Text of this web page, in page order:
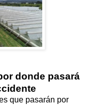
donde pasará
que pasarán por